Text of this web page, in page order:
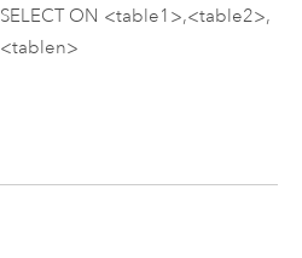
SELECT ON <table1>,<table2>,
<tablen>